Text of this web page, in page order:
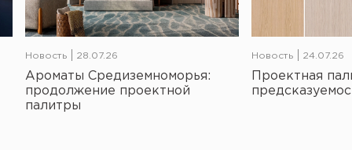
Новость 28.07.26
Ароматы Средиземноморья:
продолжение проектной
палитры
Новость 24.07.26
Проектная